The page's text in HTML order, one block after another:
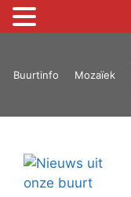
deBuurtinfo Mozaïek